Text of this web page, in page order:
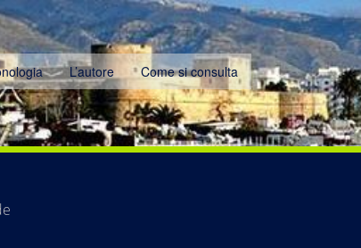
L’autore Come si consulta